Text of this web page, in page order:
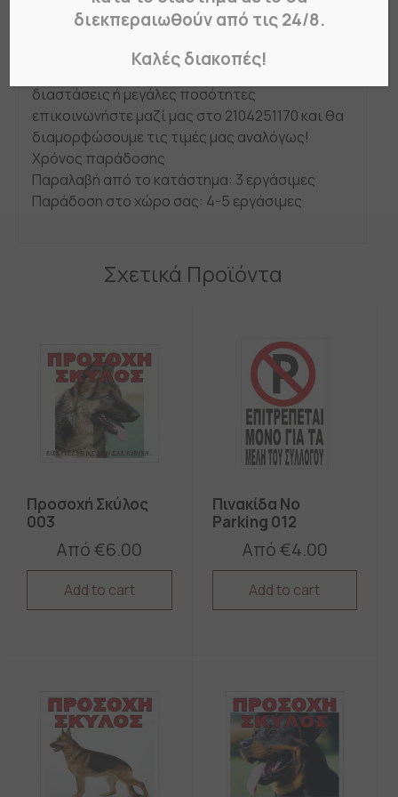
Πινακίδες πληροφόρησης εσωτερικών
επαγγελματικών χώρων σε διάφορες
διαστάσεις και υλικά.
Σε περίπτωση που χρειάζεστε διαφορετικές
διαστάσεις ή μεγάλες ποσότητες
επικοινωνήστε μαζί μας στο 2104251170 και θα
διαμορφώσουμε τις τιμές μας αναλόγως!
Χρόνος παράδοσης
Παραλαβή από το κατάστημα: 3 εργάσιμες
Παράδοση στο χώρο σας: 4-5 εργάσιμες
Σχετικά Προϊόντα
Προσοχή Σκύλος
003
Από€6.00
Add to cart
The
options
chosen
Πινακίδα No
Parking 012
Από€4.00
Add to cart
The
options
chosen
διεκπεραιωθούν από τις 24/8.
Καλές διακοπές!